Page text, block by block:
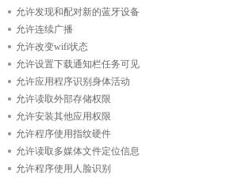
允许发现和配对新的蓝牙设备
允许连续广播
允许改变wifi状态
允许设置下载通知栏任务可见
允许应用程序识别身体活动
允许读取外部存储权限
允许安装其他应用权限
允许程序使用指纹硬件
允许读取多媒体文件定位信息
允许程序使用人脸识别